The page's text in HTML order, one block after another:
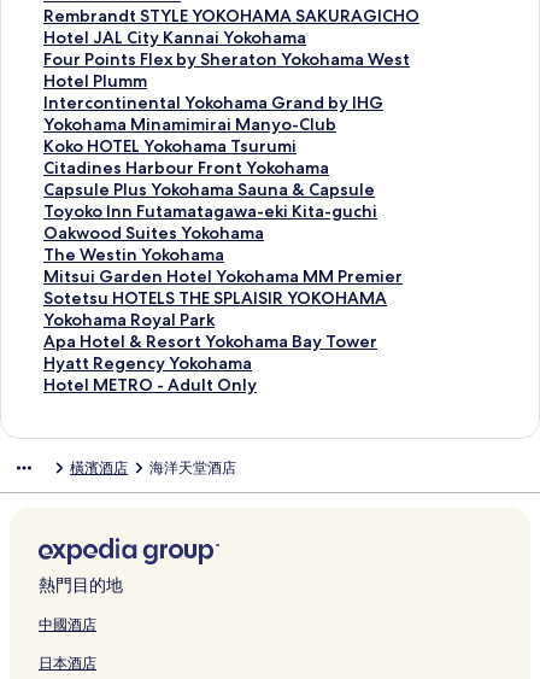
o
t
e
t
s
u
F
r
e
s
a
I
n
n
Y
o
k
o
T
s
u
k
a
面
F
l
e
x
s
t
a
y
I
n
n
S
a
k
u
r
a
g
頁
啟
D
a
i
w
a
R
o
y
n
e
t
H
o
t
e
l
S
Y
o
h
a
m
頁
開
啟
G
u
e
s
t
h
o
u
s
e
L
a
C
a
v
a
會
開
啟
Y
o
k
o
h
a
m
a
T
o
k
y
u
R
E
e
面
結
會
開
啟
T
h
e
Y
o
k
o
h
a
m
a
B
a
y
l
k
y
u
頁
連
結
會
開
啟
H
i
l
t
o
n
Y
o
k
o
h
a
m
Rembrandt STYLE YOKOHAMA SAKURAGICHO
此
連
結
會
開
啟
R
e
m
b
r
a
n
d
t
S
T
Y
O
K
A
M
A
S
K
Hotel JAL City Kannai Yokohama
此
連
結
會
開
啟
H
o
t
e
l
J
A
L
C
i
t
n
Y
o
k
o
a
Four Points Flex by Sheraton Yokohama West
此
連
結
會
開
啟
F
o
u
r
P
o
i
n
t
s
b
h
e
r
a
o
Hotel Plumm
此
連
結
會
開
啟
H
o
t
e
l
P
l
u
m
Intercontinental Yokohama Grand by IHG
此
連
結
會
開
啟
I
n
t
e
r
c
o
n
n
l
Y
o
k
h
Yokohama Minamimirai Manyo-Club
此
連
結
會
開
啟
Y
o
k
o
h
a
m
a
m
i
r
a
M
Koko HOTEL Yokohama Tsurumi
此
連
結
會
開
啟
K
o
k
o
H
O
o
h
a
m
a
s
Citadines Harbour Front Yokohama
此
連
結
會
開
啟
C
i
t
a
d
H
b
o
u
r
r
Capsule Plus Yokohama Sauna & Capsule
此
連
結
會
開
啟
C
a
p
s
l
Y
o
k
o
a
Toyoko Inn Futamatagawa-eki Kita-guchi
此
連
結
會
開
啟
T
o
y
n
u
t
a
m
t
Oakwood Suites Yokohama
此
連
結
會
開
啟
O
a
d
i
t
e
s
o
The Westin Yokohama
此
連
結
會
開
啟
T
s
n
Y
o
k
h
Mitsui Garden Hotel Yokohama MM Premier
此
連
結
會
開
啟
u
a
r
d
e
H
Sotetsu HOTELS THE SPLAISIR YOKOHAMA
此
連
結
會
開
e
u
H
O
T
L
Yokohama Royal Park
此
連
結
會
k
a
m
a
R
y
Apa Hotel & Resort Yokohama Bay Tower
此
連
結
p
o
t
e
l
R
Hyatt Regency Yokohama
此
連
啟
H
t
t
R
e
e
Hotel METRO - Adult Only
此
開
啟
t
e
l
M
T
橫濱酒店 海洋天堂酒店
熱門目的地
中國酒店
日本酒店